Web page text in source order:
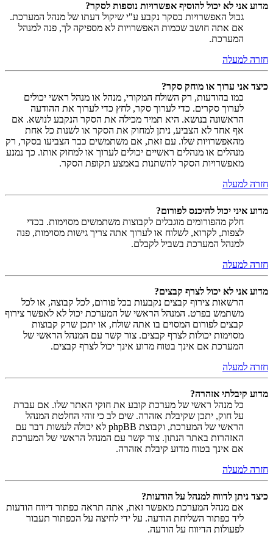
מדוע אני לא יכול להוסיף אפשרויות נוספות לסקר?
גבול האפשרויות בסקר נקבע ע"י שיקול דעתו של מנהל המערכת.
אם אתה חושב שכמות האפשרויות לא מספיקה לך, פנה למנהל
המערכת.
חזרה למעלה
כיצד אני ערוך או מוחק סקר?
כמו בהודעות, רק השולח המקורי, מנהל או מנהל ראשי יכולים
לערוך סקרים. כדי לערוך סקר, לחץ כדי לערוך את ההודעה
הראשונה בנושא. היא תמיד מכילה את הסקר הנקבע לנושא. אם
אף אחד לא הצביע, ניתן למחוק את הסקר או לשנות כל אחת
מהאפשרויות שלו. עם זאת, אם משתמשים כבר הצביעו בסקר, רק
מנהלים או מנהלים ראשיים יכולים לערוך או למחוק אותו. כך נמנע
מאפשרויות הסקר להשתנות באמצע תקופת הסקר.
חזרה למעלה
מדוע איני יכול להיכנס לפורום?
חלק מהפורומים מוגבלים לקבוצות משתמשים מסוימות. בכדי
לצפות, לקרוא, לשלוח או לערוך אתה צריך גישות מסוימות, פנה
למנהל המערכת בשביל לקבלם.
חזרה למעלה
מדוע אני לא יכול לצרף קבצים?
הרשאות צירוף קבצים נקבעות בכל פורום, לכל קבוצה, או לכל
משתמש בפרט. המנהל הראשי של המערכת יכול לא לאפשר צירוף
קבצים לפורום המסוים בו אתה שולח, או יתכן שרק קבוצות
מסוימות יכולות לצרף קבצים. צור קשר עם המנהל הראשי של
המערכת אם אינך בטוח מדוע אינך יכול לצרף קבצים.
חזרה למעלה
מדוע קיבלתי אזהרה?
כל מנהל ראשי של מערכת קובע את חוקי האתר שלו. אם עברת
על חוק, יתכן שקיבלת אזהרה. שים לב כי זוהי החלטת המנהל
הראשי של המערכת, וקבוצת phpBB לא יכולה לעשות דבר עם
האזהרות באתר הנתון. צור קשר עם המנהל הראשי של המערכת
אם אינך בטוח מדוע קיבלת אזהרה.
חזרה למעלה
כיצד ניתן לדווח למנהל על הודעות?
אם מנהל המערכת מאפשר זאת, אתה תראה כפתור דיווח הודעות
ליד כפתור השליחת הודעה. על ידי לחיצה על הכפתור תעבור
לפעולות הדיווח על הודעה.